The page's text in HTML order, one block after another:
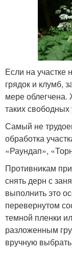
Если на участке
грядок и клумб,
мере облегчена.
таких свободных
Самый не
обработка
«Раундап»,
Противникам
снять дерн с
выполнить это
перевернутом
темной пленки
разложенным
вручную